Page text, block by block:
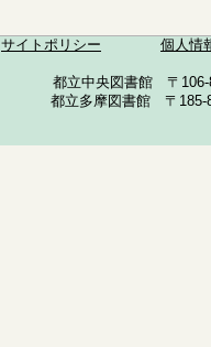
サイトポリシー 個人情
都立中央図書館 〒
都立多摩図書館 〒185-